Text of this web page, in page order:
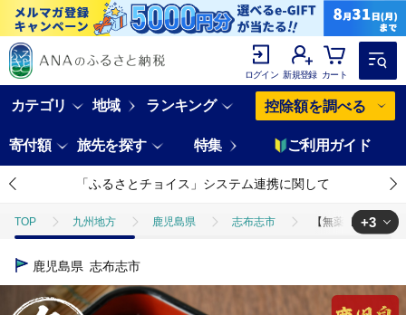
ログイン 新規登録 カート
カテゴリ 地域 ランキング 控除額を調べる
寄付額 旅先を探す 特集 ご利用ガイド
「ふるさとチョイス」システム連携に関して
TOP 九州地方 鹿児島県 志布志市 【無薬養鰻】 鹿
TOP
加工食品 【無薬養鰻】 鹿児島産 山田のうなぎ ＜計960g以
+3
鹿児島県 志布志市